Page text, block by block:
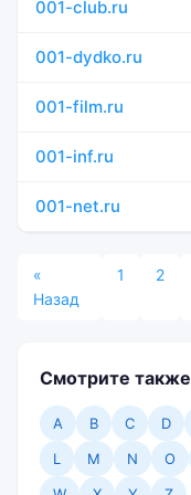
001-club.ru
001-dydko.ru
001-film.ru
001-inf.ru
001-net.ru
«
Назад
1 2
Смотрите также
A B C D
L
M N O